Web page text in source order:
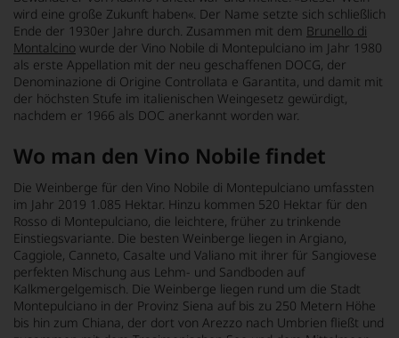
wird eine große Zukunft haben«. Der Name setzte sich schließlich
Ende der 1930er Jahre durch. Zusammen mit dem Brunello di
Montalcino wurde der Vino Nobile di Montepulciano im Jahr 1980
als erste Appellation mit der neu geschaffenen DOCG, der
Denominazione di Origine Controllata e Garantita, und damit mit
der höchsten Stufe im italienischen Weingesetz gewürdigt,
nachdem er 1966 als DOC anerkannt worden war.
Wo man den Vino Nobile findet
Die Weinberge für den Vino Nobile di Montepulciano umfassten
im Jahr 2019 1.085 Hektar. Hinzu kommen 520 Hektar für den
Rosso di Montepulciano, die leichtere, früher zu trinkende
Einstiegsvariante. Die besten Weinberge liegen in Argiano,
Caggiole, Canneto, Casalte und Valiano mit ihrer für Sangiovese
perfekten Mischung aus Lehm- und Sandboden auf
Kalkmergelgemisch. Die Weinberge liegen rund um die Stadt
Montepulciano in der Provinz Siena auf bis zu 250 Metern Höhe
bis hin zum Chiana, der dort von Arezzo nach Umbrien fließt und